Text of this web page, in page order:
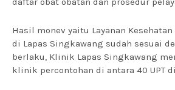
Hasil monev yaitu Layanan Kesehatan
di Lapas Singkawang sudah sesuai
berlaku, Klinik Lapas Singkawang
klinik percontohan di antara 40 UPT